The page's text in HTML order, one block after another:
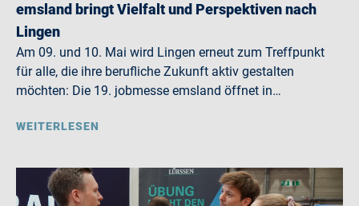
emsland bringt Vielfalt und Perspektiven nach
Lingen
Am 09. und 10. Mai wird Lingen erneut zum Treffpunkt
für alle, die ihre berufliche Zukunft aktiv gestalten
möchten: Die 19. jobmesse emsland öffnet in…
WEITERLESEN